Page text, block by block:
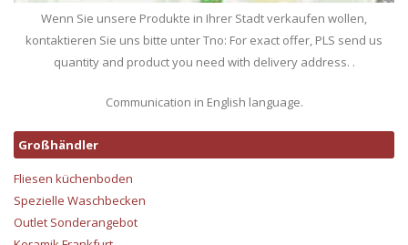
Wenn Sie unsere Produkte in Ihrer Stadt verkaufen wollen,
kontaktieren Sie uns bitte unter Tno: For exact offer, PLS send us
quantity and product you need with delivery address. .
Communication in English language.
Großhändler
Fliesen küchenboden
Spezielle Waschbecken
Outlet Sonderangebot